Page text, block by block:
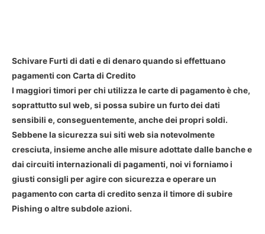
Schivare Furti di dati e di denaro quando si effettuano
pagamenti con Carta di Credito
I maggiori timori per chi utilizza le carte di pagamento è che,
soprattutto sul web, si possa subire un furto dei dati
sensibili e, conseguentemente, anche dei propri soldi.
Sebbene la sicurezza sui siti web sia notevolmente
cresciuta, insieme anche alle misure adottate dalle banche e
dai circuiti internazionali di pagamenti, noi vi forniamo i
giusti consigli per agire con sicurezza e operare un
pagamento con carta di credito senza il timore di subire
Pishing o altre subdole azioni.